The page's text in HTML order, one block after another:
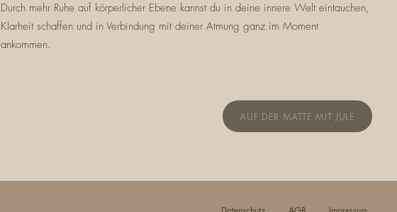
Durch mehr Ruhe auf körperlicher Ebene kannst du in deine innere Welt eintauchen,
Klarheit schaffen und in Verbindung mit deiner Atmung ganz im Moment
ankommen.
AUF DER MATTE MIT JULE